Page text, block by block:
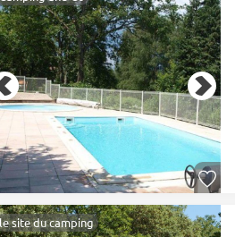
le site du camping